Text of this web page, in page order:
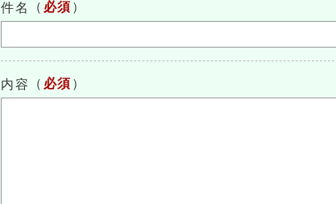
件名 （ 必須 ）
内容 （ 必須 ）